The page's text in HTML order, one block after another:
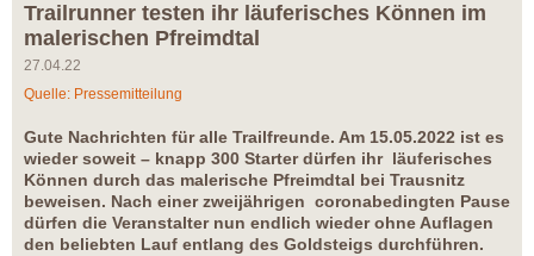
Trailrunner testen ihr läuferisches Können im
malerischen Pfreimdtal
27.04.22
Quelle: Pressemitteilung
Gute Nachrichten für alle Trailfreunde. Am 15.05.2022 ist es
wieder soweit – knapp 300 Starter dürfen ihr läuferisches
Können durch das malerische Pfreimdtal bei Trausnitz
beweisen. Nach einer zweijährigen coronabedingten Pause
dürfen die Veranstalter nun endlich wieder ohne Auflagen
den beliebten Lauf entlang des Goldsteigs durchführen.